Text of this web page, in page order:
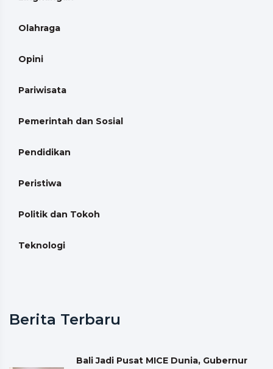
Olahraga
Opini
Pariwisata
Pemerintah dan Sosial
Pendidikan
Peristiwa
Politik dan Tokoh
Teknologi
Berita Terbaru
Bali Jadi Pusat MICE Dunia, Gubernur